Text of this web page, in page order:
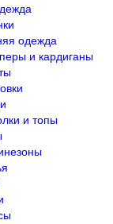
одежда
и кардиганы
и топы